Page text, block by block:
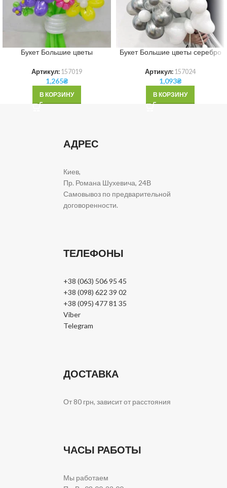
Букет Большие цветы
Артикул: 157019
1,265₴
В КОРЗИНУ
Букет Большие цветы серебро
Артикул: 157024
1,093₴
В КОРЗИНУ
АДРЕС
Киев,
Пр. Романа Шухевича, 24В
Самовывоз по предварительной
договоренности.
ТЕЛЕФОНЫ
+38 (063) 506 95 45
+38 (098) 622 39 02
+38 (095) 477 81 35
Viber
Telegram
ДОСТАВКА
От 80 грн, зависит от расстояния
ЧАСЫ РАБОТЫ
Мы работаем